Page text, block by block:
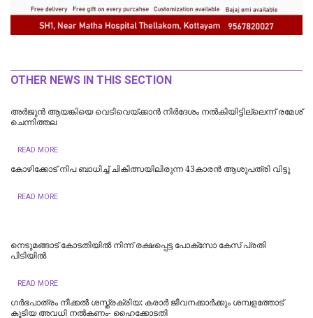
OTHER NEWS IN THIS SECTION
അർജുൻ ആയങ്കിയെ വെടിവെയ്ക്കാൻ നിർദേശം നൽകിയിട്ടില്ലെന്ന് രമേശ്
ചെന്നിത്തല
READ MORE
കോഴിക്കോട് നിപ ബാധിച്ച് ചികിത്സയിലിരുന്ന 43കാരന്‍ ആശുപത്രി വിട്ടു
READ MORE
നെടുമങ്ങാട് കോടതിയില്‍ നിന്ന് രക്ഷപ്പെട്ട പോക്‌സോ കേസ് പ്രതി
പിടിയില്‍
READ MORE
ഗർഭപാത്രം നീക്കൽ ശസ്ത്രക്രിയ: കരാർ ജീവനക്കാർക്കും ശമ്പളത്തോട്
കൂടിയ അവധി നൽകണം- ഹൈക്കോടതി